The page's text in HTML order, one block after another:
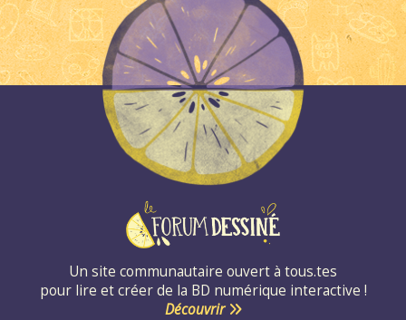
Un site communautaire ouvert à tous.tes
pour lire et créer de la BD numérique interactive !
Découvrir